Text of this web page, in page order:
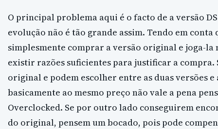
O principal problema aqui é o facto de a versão
evolução não é tão grande assim. Tendo em conta
simplesmente comprar a versão original e joga-la
existir razões suficientes para justificar a compra.
original e podem escolher entre as duas versões
basicamente ao mesmo preço não vale a pena
Overclocked. Se por outro lado conseguirem
do original, pensem um bocado, pois pode